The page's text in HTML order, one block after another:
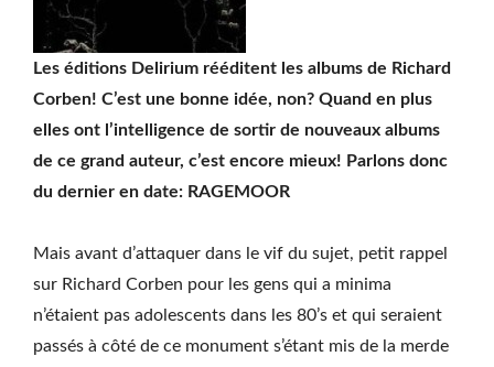
Les éditions Delirium rééditent les albums de Richard
Corben! C’est une bonne idée, non? Quand en plus
elles ont l’intelligence de sortir de nouveaux albums
de ce grand auteur, c’est encore mieux! Parlons donc
du dernier en date: RAGEMOOR
Mais avant d’attaquer dans le vif du sujet, petit rappel
sur Richard Corben pour les gens qui a minima
n’étaient pas adolescents dans les 80’s et qui seraient
passés à côté de ce monument s’étant mis de la merde